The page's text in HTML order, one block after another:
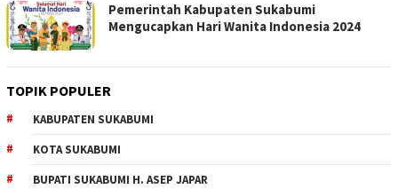
Pemerintah Kabupaten Sukabumi
Mengucapkan Hari Wanita Indonesia 2024
TOPIK POPULER
KABUPATEN SUKABUMI
KOTA SUKABUMI
BUPATI SUKABUMI H. ASEP JAPAR